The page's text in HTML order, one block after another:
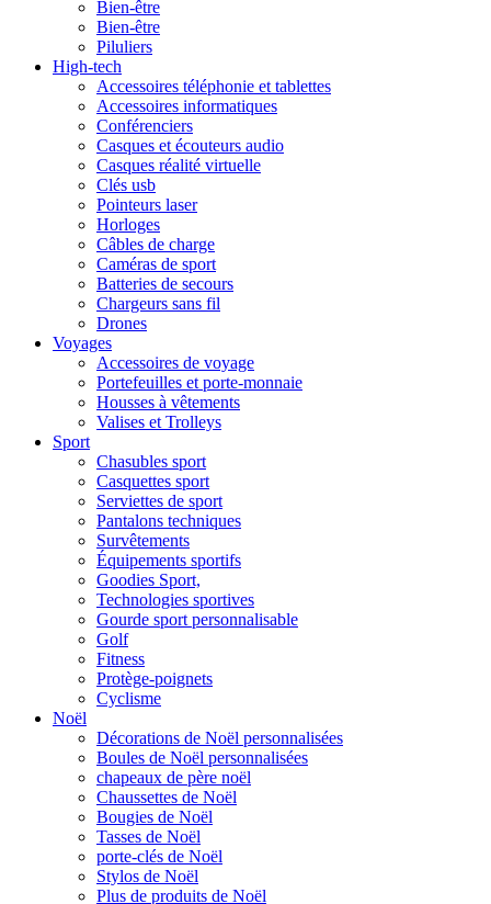
Bien-être
Bien-être
Piluliers
High-tech
Accessoires téléphonie et tablettes
Accessoires informatiques
Conférenciers
Casques et écouteurs audio
Casques réalité virtuelle
Clés usb
Pointeurs laser
Horloges
Câbles de charge
Caméras de sport
Batteries de secours
Chargeurs sans fil
Drones
Voyages
Accessoires de voyage
Portefeuilles et porte-monnaie
Housses à vêtements
Valises et Trolleys
Sport
Chasubles sport
Casquettes sport
Serviettes de sport
Pantalons techniques
Survêtements
Équipements sportifs
Goodies Sport,
Technologies sportives
Gourde sport personnalisable
Golf
Fitness
Protège-poignets
Cyclisme
Noël
Décorations de Noël personnalisées
Boules de Noël personnalisées
chapeaux de père noël
Chaussettes de Noël
Bougies de Noël
Tasses de Noël
porte-clés de Noël
Stylos de Noël
Plus de produits de Noël